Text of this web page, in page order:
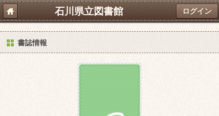
石川県立図書館 ログイン
書誌情報